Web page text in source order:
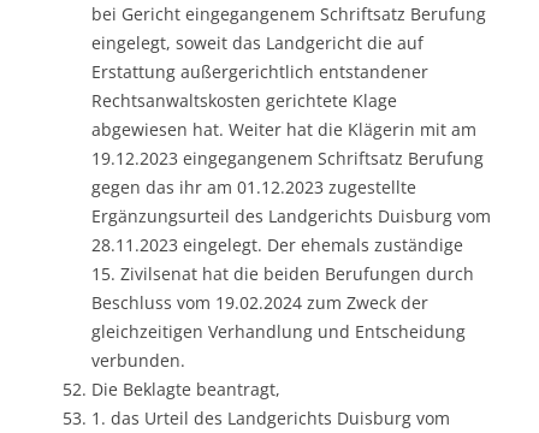
bei Gericht eingegangenem Schriftsatz Berufung
eingelegt, soweit das Landgericht die auf
Erstattung außergerichtlich entstandener
Rechtsanwaltskosten gerichtete Klage
abgewiesen hat. Weiter hat die Klägerin mit am
19.12.2023 eingegangenem Schriftsatz Berufung
gegen das ihr am 01.12.2023 zugestellte
Ergänzungsurteil des Landgerichts Duisburg vom
28.11.2023 eingelegt. Der ehemals zuständige
15. Zivilsenat hat die beiden Berufungen durch
Beschluss vom 19.02.2024 zum Zweck der
gleichzeitigen Verhandlung und Entscheidung
verbunden.
Die Beklagte beantragt,
1. das Urteil des Landgerichts Duisburg vom